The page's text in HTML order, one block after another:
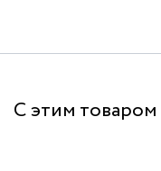
С этим